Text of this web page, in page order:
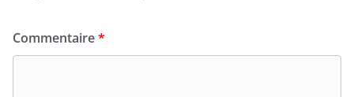
Commentaire*